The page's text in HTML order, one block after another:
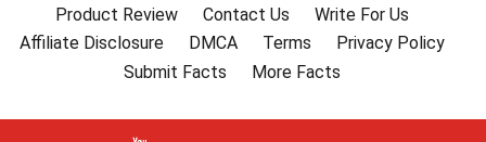
Product Review
Contact Us
Write For Us
Affiliate Disclosure
DMCA Terms
Privacy Policy
Submit Facts
More Facts